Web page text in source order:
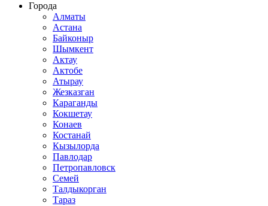
Города
Алматы
Астана
Байконыр
Шымкент
Актау
Актобе
Атырау
Жезказган
Караганды
Кокшетау
Конаев
Костанай
Кызылорда
Павлодар
Петропавловск
Семей
Талдыкорган
Тараз